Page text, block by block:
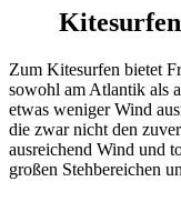
Kitesurfen
Zum Kitesurfen bietet
sowohl am Atlantik als
etwas weniger Wind
die zwar nicht den
ausreichend Wind und
großen Stehbereichen